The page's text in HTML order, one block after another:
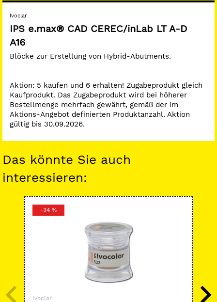
Ivoclar
IPS e.max® CAD CEREC/inLab LT A-D
A16
Blöcke zur Erstellung von Hybrid-Abutments.
Aktion: 5 kaufen und 6 erhalten! Zugabeprodukt gleich
Kaufprodukt. Das Zugabeprodukt wird bei höherer
Bestellmenge mehrfach gewährt, gemäß der im
Aktions-Angebot definierten Produktanzahl. Aktion
gültig bis 30.09.2026.
Das könnte Sie auch
interessieren:
-34 %
Ivoclar